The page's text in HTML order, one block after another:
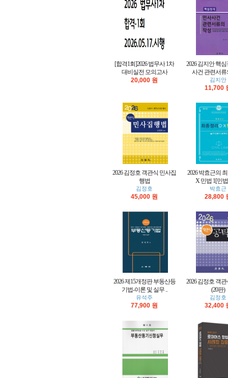
[합격1회]2026 법무사 1차
대비실전 모의고사
20,000 원
2026 김지안 핵
사건 관련서류
김지안
11,700
2026 김정호 객관식 민사집
행법
김정호
45,000 원
2026 박효근의
X 민법 1[민
박효근
28,800
2026 제15개정판 부동산등
기법-이론 및 실무 ..
유석주
77,900 원
2026 김정호 객
(20판)
김정호
32,400